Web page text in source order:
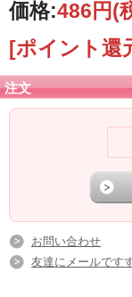
価格:486円(
[ポイント
注文
お問い合わせ
友達にメールです